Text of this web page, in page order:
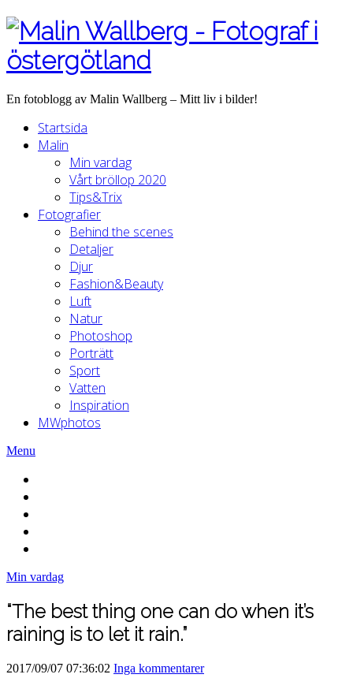
En fotoblogg av Malin Wallberg – Mitt liv i bilder!
Startsida
Malin
Min vardag
Vårt bröllop 2020
Tips&Trix
Fotografier
Behind the scenes
Detaljer
Djur
Fashion&Beauty
Luft
Natur
Photoshop
Porträtt
Sport
Vatten
Inspiration
MWphotos
Menu
Min vardag
“The best thing one can do when it’s
raining is to let it rain.”
2017/09/07 07:36:02 Inga kommentarer